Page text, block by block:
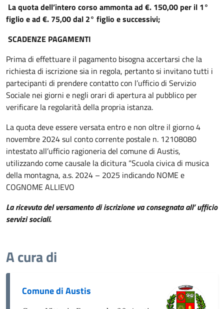
La quota dell’intero corso ammonta ad €. 150,00 per il 1°
figlio e ad €. 75,00 dal 2° figlio e successivi;
SCADENZE PAGAMENTI
Prima di effettuare il pagamento bisogna accertarsi che la
richiesta di iscrizione sia in regola, pertanto si invitano tutti i
partecipanti di prendere contatto con l’ufficio di Servizio
Sociale nei giorni e negli orari di apertura al pubblico per
verificare la regolarità della propria istanza.
La quota deve essere versata entro e non oltre il giorno 4
novembre 2024 sul conto corrente postale n. 12108080
intestato all’ufficio ragioneria del comune di Austis,
utilizzando come causale la dicitura “Scuola civica di musica
della montagna, a.s. 2024 – 2025 indicando NOME e
COGNOME ALLIEVO
La ricevuta del versamento di iscrizione va consegnata all’ ufficio
servizi sociali.
A cura di
Comune di Austis